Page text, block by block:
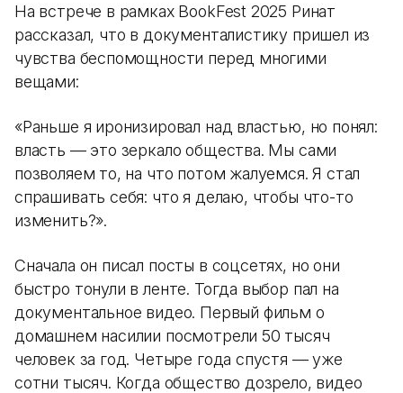
На встрече в рамках BookFest 2025 Ринат
рассказал, что в документалистику пришел из
чувства беспомощности перед многими
вещами:
«Раньше я иронизировал над властью, но понял:
власть — это зеркало общества. Мы сами
позволяем то, на что потом жалуемся. Я стал
спрашивать себя: что я делаю, чтобы что-то
изменить?».
Сначала он писал посты в соцсетях, но они
быстро тонули в ленте. Тогда выбор пал на
документальное видео. Первый фильм о
домашнем насилии посмотрели 50 тысяч
человек за год. Четыре года спустя — уже
сотни тысяч. Когда общество дозрело, видео